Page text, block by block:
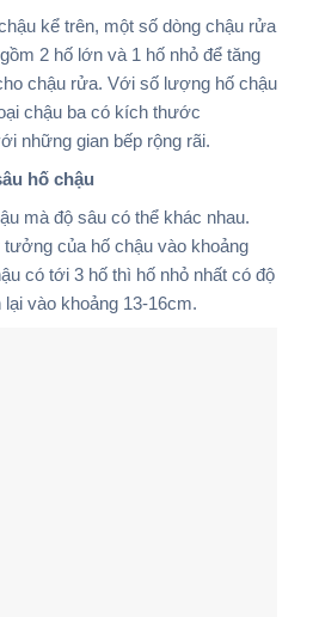
kể trên, một số dòng chậu rửa
2 hố lớn và 1 hố nhỏ để tăng
chậu rửa. Với số lượng hố chậu
chậu ba có kích thước
những gian bếp rộng rãi.
hố chậu
mà độ sâu có thể khác nhau.
của hố chậu vào khoảng
có tới 3 hố thì hố nhỏ nhất có độ
vào khoảng 13-16cm.